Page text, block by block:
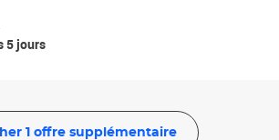
5 jours
1 offre supplémentaire